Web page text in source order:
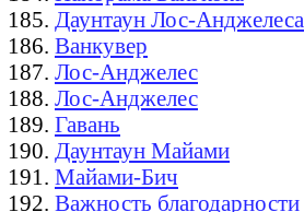
Даунтаун Лос-Анджелеса
Ванкувер
Лос-Анджелес
Лос-Анджелес
Гавань
Даунтаун Майами
Майами-Бич
Важность благодарности